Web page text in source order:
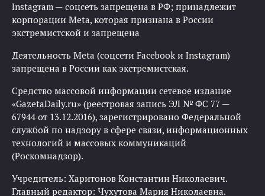
Instagram — соцсеть запрещена в РФ; принадлежит
корпорации Meta, которая признана в России
экстремистской и запрещена
Деятельность Meta (соцсети Facebook и Instagram)
запрещена в России как экстремистская.
Средство массовой информации сетевое издание
«GazetaDaily.ru» (реестровая запись ЭЛ № ФС 77 —
67944 от 13.12.2016), зарегистрировано Федеральной
службой по надзору в сфере связи, информационных
технологий и массовых коммуникаций
(Роскомнадзор).
Учредитель: Харитонов Константин Николаевич.
Главный редактор: Чухутова Мария Николаевна.